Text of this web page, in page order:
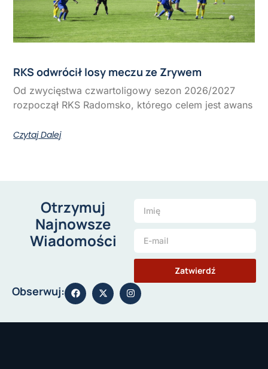
RKS odwrócił losy meczu ze Zrywem
Od zwycięstwa czwartoligowy sezon 2026/2027
rozpoczął RKS Radomsko, którego celem jest awans
Czytaj Dalej
Otrzymuj
Najnowsze
Wiadomości
Zatwierdź
Obserwuj: